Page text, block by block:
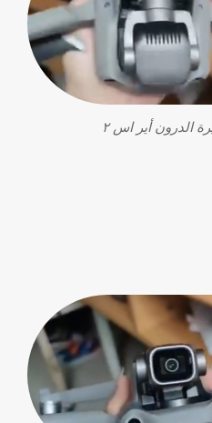
الدرون أير اس ٢